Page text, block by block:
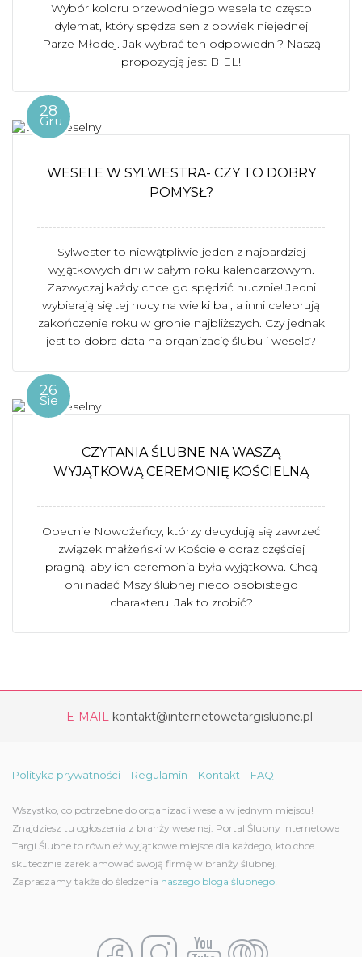
Wybór koloru przewodniego wesela to często
dylemat, który spędza sen z powiek niejednej
Parze Młodej. Jak wybrać ten odpowiedni? Naszą
propozycją jest BIEL!
28
Gru
WESELE W SYLWESTRA- CZY TO DOBRY
POMYSŁ?
Sylwester to niewątpliwie jeden z najbardziej
wyjątkowych dni w całym roku kalendarzowym.
Zazwyczaj każdy chce go spędzić hucznie! Jedni
wybierają się tej nocy na wielki bal, a inni celebrują
zakończenie roku w gronie najbliższych. Czy jednak
jest to dobra data na organizację ślubu i wesela?
26
Sie
CZYTANIA ŚLUBNE NA WASZĄ
WYJĄTKOWĄ CEREMONIĘ KOŚCIELNĄ
Obecnie Nowożeńcy, którzy decydują się zawrzeć
związek małżeński w Kościele coraz częściej
pragną, aby ich ceremonia była wyjątkowa. Chcą
oni nadać Mszy ślubnej nieco osobistego
charakteru. Jak to zrobić?
E-MAIL kontakt@internetowetargislubne.pl
Polityka prywatności Regulamin Kontakt FAQ
Wszystko, co potrzebne do organizacji wesela w jednym miejscu!
Znajdziesz tu ogłoszenia z branży weselnej. Portal Ślubny Internetowe
Targi Ślubne to również wyjątkowe miejsce dla każdego, kto chce
skutecznie zareklamować swoją firmę w branży ślubnej.
Zapraszamy także do śledzenia naszego bloga ślubnego!